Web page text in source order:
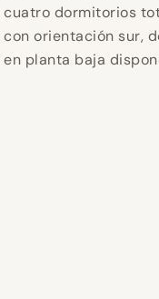
cuatro dormitorios
con orientación sur,
en planta baja
frente de cocina